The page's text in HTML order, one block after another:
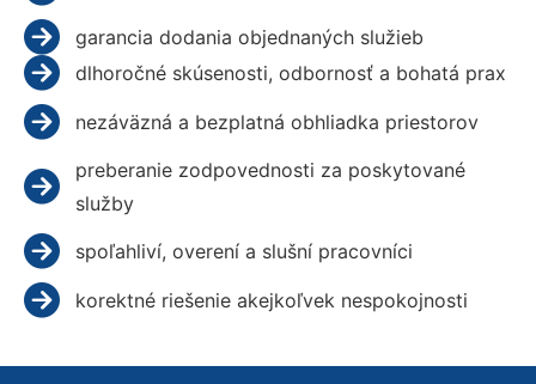
garancia dodania objednaných služieb
dlhoročné skúsenosti, odbornosť a bohatá prax
nezáväzná a bezplatná obhliadka priestorov
preberanie zodpovednosti za poskytované
služby
spoľahliví, overení a slušní pracovníci
korektné riešenie akejkoľvek nespokojnosti